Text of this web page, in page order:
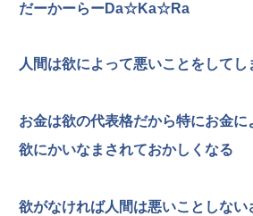
だーかーらーDa☆Ka☆Ra
人間は欲によって悪いことをしてし
お金は欲の代表格だから特にお金
欲にかいなまされておかしくなる
欲がなければ人間は悪いことしない